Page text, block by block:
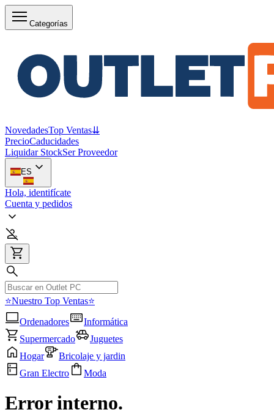
Categorías
NovedadesTop Ventas⇊
PrecioCaducidades
Liquidar StockSer Proveedor
ES
Hola, identifícate
Cuenta y pedidos
⭐Nuestro Top Ventas⭐
Ordenadores
Informática
Supermercado
Juguetes
Hogar
Bricolaje y jardin
Gran Electro
Moda
Error interno.